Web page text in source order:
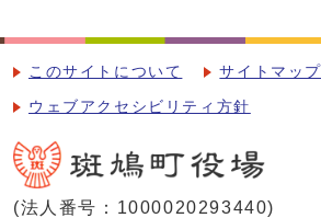
このサイトについて サイトマップ
ウェブアクセシビリティ方針
(法人番号：1000020293440)